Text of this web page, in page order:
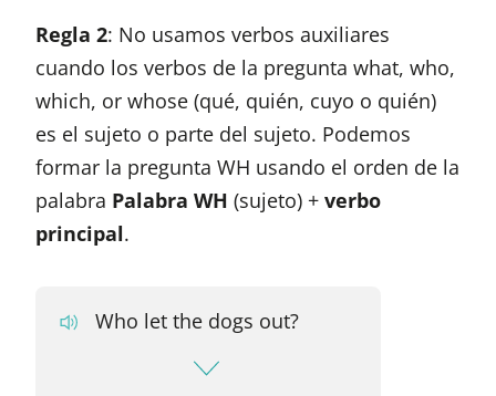
Regla 2: No usamos verbos auxiliares
cuando los verbos de la pregunta what, who,
which, or whose (qué, quién, cuyo o quién)
es el sujeto o parte del sujeto. Podemos
formar la pregunta WH usando el orden de la
palabra Palabra WH (sujeto) + verbo
principal.
Who let the dogs out?